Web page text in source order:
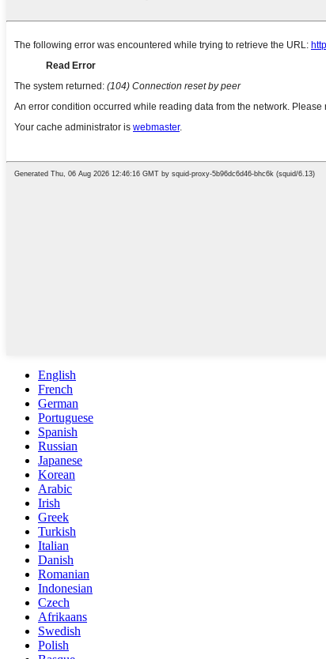
English
French
German
Portuguese
Spanish
Russian
Japanese
Korean
Arabic
Irish
Greek
Turkish
Italian
Danish
Romanian
Indonesian
Czech
Afrikaans
Swedish
Polish